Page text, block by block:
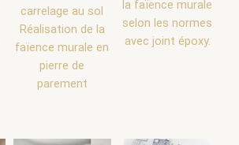
carrelage au sol
Réalisation de la
faïence murale en
pierre de
parement
la faïence murale
selon les normes
avec joint époxy.